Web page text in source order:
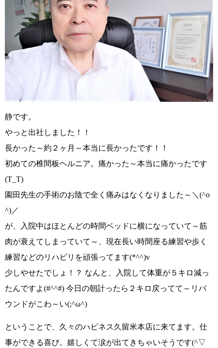
静です。
やっと出社しました！！
長かった～約２ヶ月～本当に長かったです！！
初めての椎間板ヘルニア。痛かった～本当に痛かったです
(T_T)
園田先生の手術のお陰で全く痛みはなくなりました～ ＼(^o
^)／
が、入院中はほとんどの時間ベッドに横になっていて～筋
肉が衰えてしまっていて～、現在長い時間座る練習や歩く
練習などのリハビリを頑張ってます(*^^)v
少しやせたでしょ！？ なんと、入院して体重が５キロ減っ
たんですよ(#^^#) 今日の朝計ったら２キロ戻ってて～リバ
ウンドがこわ～い(;^ω^)
ということで、久々のハピネス久留米本店に来てます。仕
事ができる喜び。嬉しくて涙が出てきちゃいそうです(^▽